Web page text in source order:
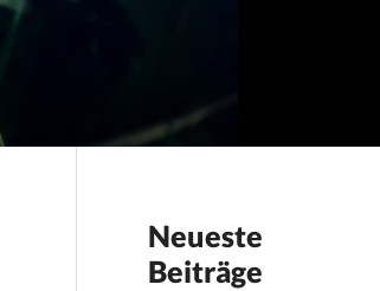
Neueste
Beiträge